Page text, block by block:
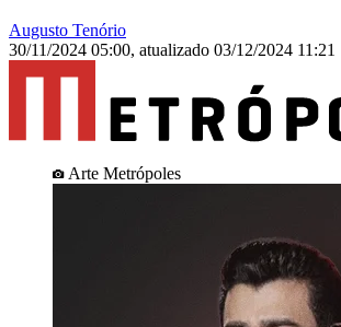
Augusto Tenório
30/11/2024 05:00, atualizado 03/12/2024 11:21
Arte Metrópoles